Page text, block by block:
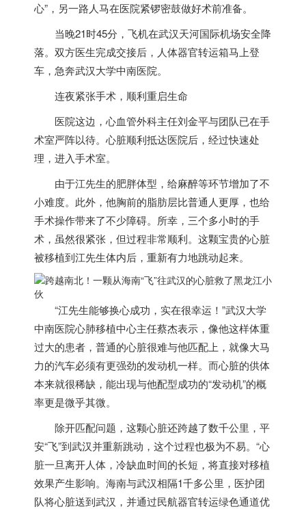
心”，另一路人马在医院紧锣密鼓做好术前准备。
当晚21时45分，飞机在武汉天河国际机场安全降
落。双方医生完成交接后，人体器官转运箱马上登
车，急奔武汉大学中南医院。
连夜紧张手术，顺利重启生命
医院这边，心血管外科主任刘金平与团队已在手
术室严阵以待。心脏顺利抵达医院后，经过快速处
理，进入手术室。
由于江先生的肥胖体型，给麻醉等环节增加了不
小难度。此外，他胸前的脂肪层比普通人更厚，也给
手术操作带来了不少障碍。所幸，三个多小时的手
术，虽然很紧张，但过程非常顺利。 这颗宝贵的心脏
被移植到江先生体内后，重新有力地跳动起来。
“江先生能够换心成功，实在很幸运！”武汉大学
中南医院心肺移植中心主任蔡杰表示，像他这样体重
过大的患者，普通的心脏很难与他匹配上，就像大马
力的汽车必须有更强劲的发动机一样。而心脏的供体
本来就很稀缺，能出现与他配型成功的“发动机”的概
率更是微乎其微。
除开匹配问题，这颗心脏还跨越了数千公里，平
安“飞”到武汉并重新跳动，这个过程也极为不易。 “心
脏一旦离开人体，冷缺血时间的长短，将直接对移植
效果产生影响。 海南与武汉相隔1千多公里，医护团
队将心脏送到武汉，并通过民航器官转运绿色通道优